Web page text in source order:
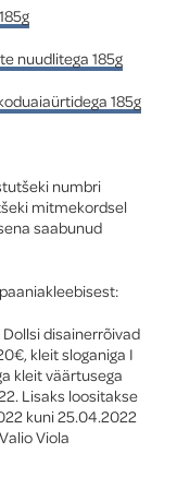
nuudlitega 185g
185g
numbri
mitmekordsel
saabunud
disainerrõivad
kleit sloganiga I
kleit väärtusega
Lisaks loositakse
kuni 25.04.2022
Viola